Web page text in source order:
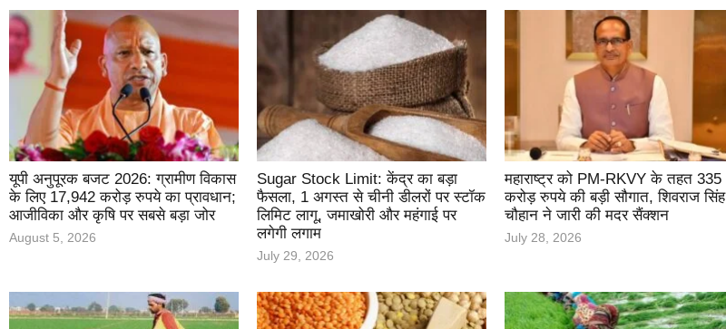
यूपी अनुपूरक बजट 2026: ग्रामीण विकास
के लिए 17,942 करोड़ रुपये का प्रावधान;
आजीविका और कृषि पर सबसे बड़ा जोर
August 5, 2026
Sugar Stock Limit: केंद्र का बड़ा
फैसला, 1 अगस्त से चीनी डीलरों पर स्टॉक
लिमिट लागू, जमाखोरी और महंगाई पर
लगेगी लगाम
July 29, 2026
महाराष्ट्र को PM-RKVY के तहत 335
करोड़ रुपये की बड़ी सौगात, शिवराज सिंह
चौहान ने जारी की मदर सैंक्शन
July 28, 2026